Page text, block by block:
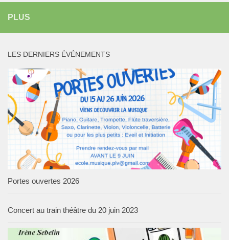
PLUS
LES DERNIERS ÉVÉNEMENTS
Portes ouvertes 2026
Concert au train théâtre du 20 juin 2023